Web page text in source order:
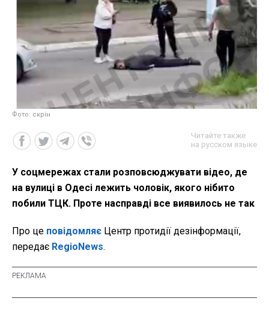
Фото: скрін
Читайте также
на русском языке
У соцмережах стали розповсюджувати відео, де
на вулиці в Одесі лежить чоловік, якого нібито
побили ТЦК. Проте насправді все виявилось не так
Про це повідомляє Центр протидії дезінформації,
передає RegioNews.